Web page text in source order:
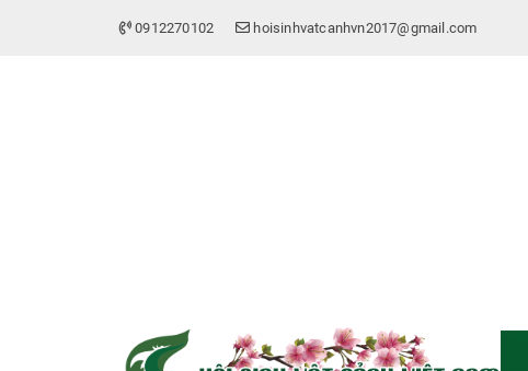
0912270102 hoisinhvatcanhvn2017@gmail.com